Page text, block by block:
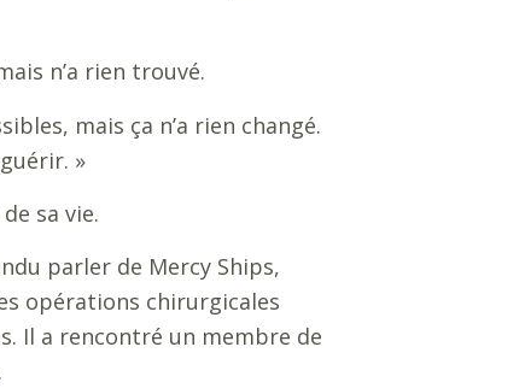
n’a rien trouvé.
mais ça n’a rien changé.
»
sa vie.
parler de Mercy Ships,
opérations chirurgicales
Il a rencontré un membre de